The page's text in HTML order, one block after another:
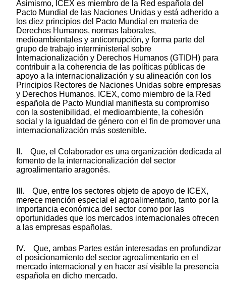
Asimismo, ICEX es miembro de la Red española del
Pacto Mundial de las Naciones Unidas y está adherido a
los diez principios del Pacto Mundial en materia de
Derechos Humanos, normas laborales,
medioambientales y anticorrupción, y forma parte del
grupo de trabajo interministerial sobre
Internacionalización y Derechos Humanos (GTIDH) para
contribuir a la coherencia de las políticas públicas de
apoyo a la internacionalización y su alineación con los
Principios Rectores de Naciones Unidas sobre empresas
y Derechos Humanos. ICEX, como miembro de la Red
española de Pacto Mundial manifiesta su compromiso
con la sostenibilidad, el medioambiente, la cohesión
social y la igualdad de género con el fin de promover una
internacionalización más sostenible.
II. Que, el Colaborador es una organización dedicada al
fomento de la internacionalización del sector
agroalimentario aragonés.
III. Que, entre los sectores objeto de apoyo de ICEX,
merece mención especial el agroalimentario, tanto por la
importancia económica del sector como por las
oportunidades que los mercados internacionales ofrecen
a las empresas españolas.
IV. Que, ambas Partes están interesadas en profundizar
el posicionamiento del sector agroalimentario en el
mercado internacional y en hacer así visible la presencia
española en dicho mercado.